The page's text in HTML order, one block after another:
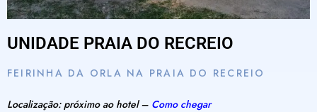
UNIDADE PRAIA DO RECREIO
FEIRINHA DA ORLA NA PRAIA DO RECREIO
Localização: próximo ao hotel – Como chegar